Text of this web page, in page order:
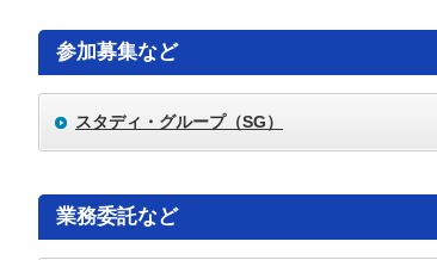
参加募集など
スタディ・グループ（SG）
業務委託など